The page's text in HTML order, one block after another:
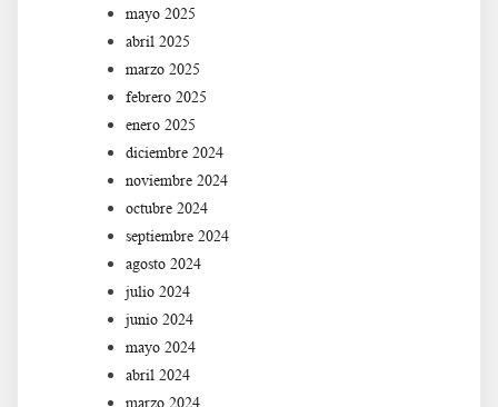
mayo 2025
abril 2025
marzo 2025
febrero 2025
enero 2025
diciembre 2024
noviembre 2024
octubre 2024
septiembre 2024
agosto 2024
julio 2024
junio 2024
mayo 2024
abril 2024
marzo 2024